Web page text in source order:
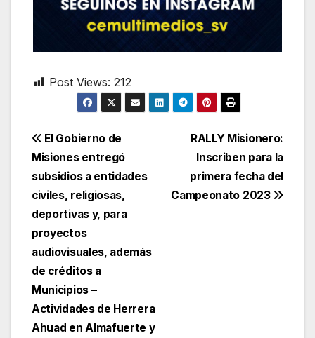
Post Views: 212
Navegación
de
entradas
RALLY Misionero:
Inscriben para la
primera fecha del
Campeonato 2023
El Gobierno de
Misiones entregó
subsidios a entidades
civiles, religiosas,
deportivas y, para
proyectos
audiovisuales, además
de créditos a
Municipios –
Actividades de Herrera
Ahuad en Almafuerte y